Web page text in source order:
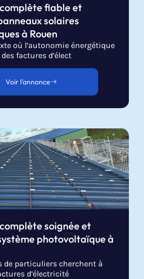
fiable et
solaires
à Rouen
où l’autonomie énergétique
factures d’élect
Voir l'annonce
soignée et
photovoltaïque à
de particuliers cherchent à
d’électricité